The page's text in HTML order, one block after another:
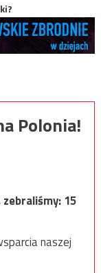
Polonia!
zebraliśmy:15
naszej